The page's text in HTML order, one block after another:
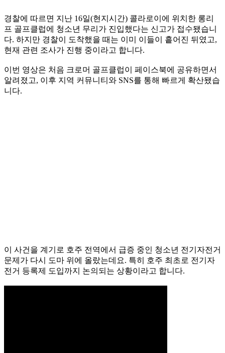
경찰에 따르면 지난 16일(현지시간) 콜라로이에 위치한 롱리
프 골프클럽에 청소년 무리가 진입했다는 신고가 접수됐습니
다. 하지만 경찰이 도착했을 때는 이미 이들이 흩어진 뒤였고,
현재 관련 조사가 진행 중이라고 합니다.
이번 영상은 처음 크로머 골프클럽이 페이스북에 공유하면서
알려졌고, 이후 지역 커뮤니티와 SNS를 통해 빠르게 확산됐습
니다.
이 사건을 계기로 호주 전역에서 급증 중인 청소년 전기자전거
문제가 다시 도마 위에 올랐는데요. 특히 호주 최초로 전기자
전거 등록제 도입까지 논의되는 상황이라고 합니다.